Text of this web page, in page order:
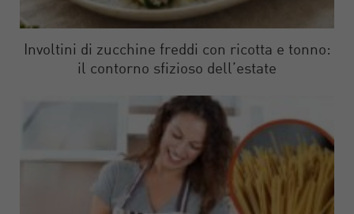
Involtini di zucchine freddi con ricotta e tonno:
il contorno sfizioso dell’estate